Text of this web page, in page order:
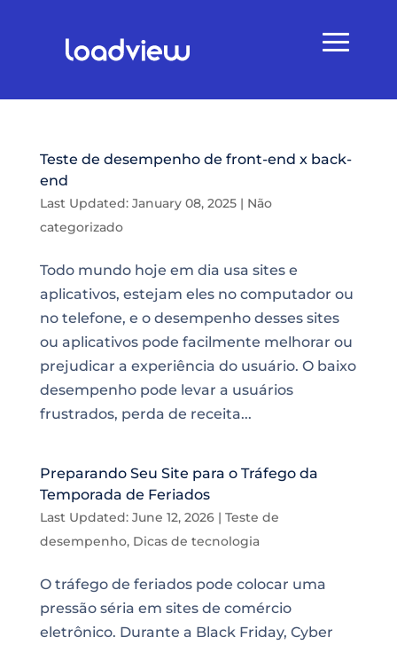
Teste de desempenho de front-end x back-
end
Last Updated: January 08, 2025| Não
categorizado
Todo mundo hoje em dia usa sites e
aplicativos, estejam eles no computador ou
no telefone, e o desempenho desses sites
ou aplicativos pode facilmente melhorar ou
prejudicar a experiência do usuário. O baixo
desempenho pode levar a usuários
frustrados, perda de receita...
Preparando Seu Site para o Tráfego da
Temporada de Feriados
Last Updated: June 12, 2026| Teste de
desempenho, Dicas de tecnologia
O tráfego de feriados pode colocar uma
pressão séria em sites de comércio
eletrônico. Durante a Black Friday, Cyber